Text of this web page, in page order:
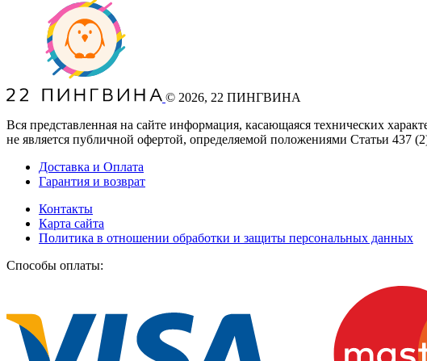
© 2026, 22 ПИНГВИНА
Вся представленная на сайте информация, касающаяся технических
не является публичной офертой, определяемой положениями Статьи 437 (2
Доставка и Оплата
Гарантия и возврат
Контакты
Карта сайта
Политика в отношении обработки и защиты персональных данных
Способы оплаты: